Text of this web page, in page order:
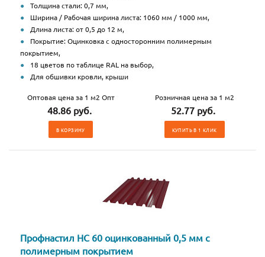
Толщина стали: 0,7 мм,
Ширина / Рабочая ширина листа: 1060 мм / 1000 мм,
Длина листа: от 0,5 до 12 м,
Покрытие: Оцинковка с односторонним полимерным
покрытием,
18 цветов по таблице RAL на выбор,
Для обшивки кровли, крыши
Оптовая цена за 1 м2 Опт
48.86 руб.
В КОРЗИНУ
Розничная цена за 1 м2
52.77 руб.
КУПИТЬ В 1 КЛИК
Профнастил НС 60 оцинкованный 0,5 мм с
полимерным покрытием